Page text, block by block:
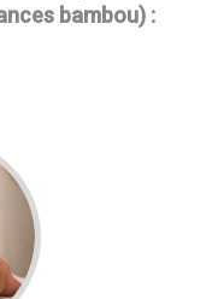
bambou) :